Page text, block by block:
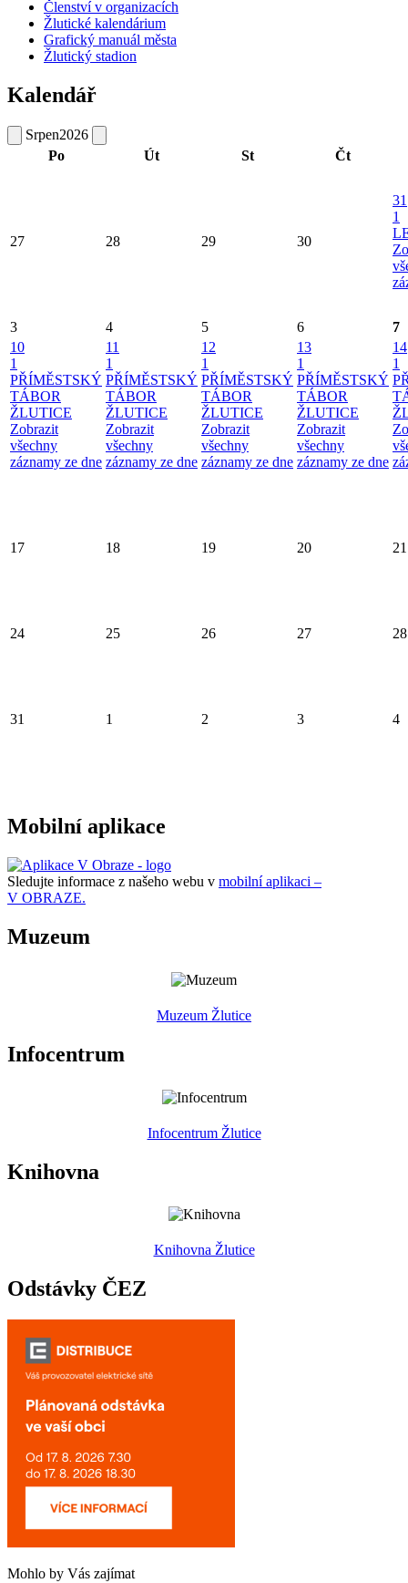
Členství v organizacích
Žlutické kalendárium
Grafický manuál města
Žlutický stadion
Kalendář
Srpen2026
Po
Út St Čt
27 28 29 30
31
1
3 4 5 6
7
10
1
PŘÍMĚSTSKÝ
TÁBOR
ŽLUTICE
Zobrazit
všechny
záznamy ze dne
11
1
PŘÍMĚSTSKÝ
TÁBOR
ŽLUTICE
Zobrazit
všechny
záznamy ze dne
12
1
PŘÍMĚSTSKÝ
TÁBOR
ŽLUTICE
Zobrazit
všechny
záznamy ze dne
13
1
PŘÍMĚSTSKÝ
TÁBOR
ŽLUTICE
Zobrazit
všechny
záznamy ze dne
14
1
17 18 19 20 21
24 25 26 27 28
31 1 2 3 4
Mobilní aplikace
Sledujte informace z našeho webu v mobilní aplikaci –
V OBRAZE.
Muzeum
Muzeum Žlutice
Infocentrum
Infocentrum Žlutice
Knihovna
Knihovna Žlutice
Odstávky ČEZ
Mohlo by Vás zajímat